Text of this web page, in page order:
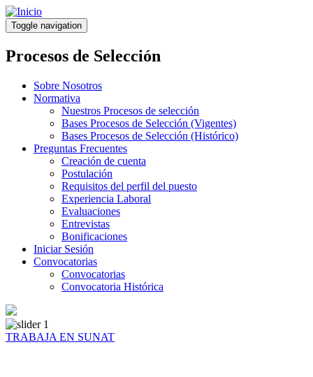
Pasar
al
contenido
principal
Toggle navigation
Procesos de Selección
Sobre Nosotros
Normativa
Nuestros Procesos de selección
Bases Procesos de Selección (Vigentes)
Bases Procesos de Selección (Histórico)
Preguntas Frecuentes
Creación de cuenta
Postulación
Requisitos del perfil del puesto
Experiencia Laboral
Evaluaciones
Entrevistas
Bonificaciones
Iniciar Sesión
Convocatorias
Convocatorias
Convocatoria Histórica
TRABAJA EN SUNAT